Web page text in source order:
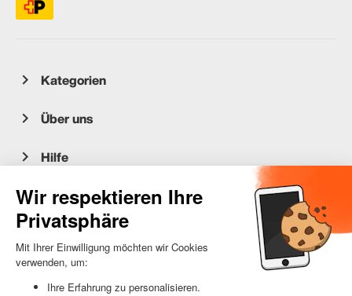
Kategorien
Über uns
Hilfe
Kundenservice
occasion.migros.mobile@recommerce.com
Montag-Freitag 08:00-17:00